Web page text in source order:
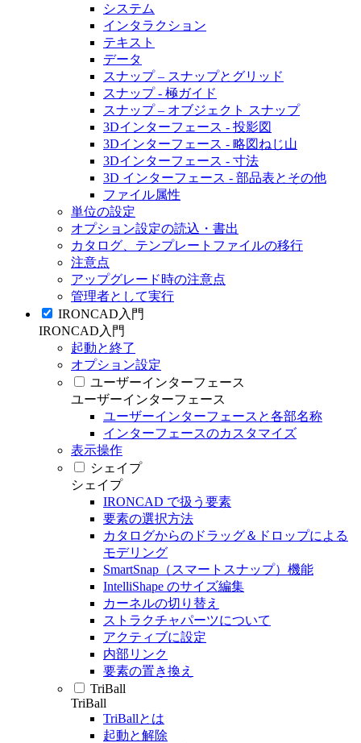
システム
インタラクション
テキスト
データ
スナップ – スナップとグリッド
スナップ - 極ガイド
スナップ – オブジェクト スナップ
3Dインターフェース - 投影図
3Dインターフェース - 略図ねじ山
3Dインターフェース - 寸法
3D インターフェース - 部品表とその他
ファイル属性
単位の設定
オプション設定の読込・書出
カタログ、テンプレートファイルの移行
注意点
アップグレード時の注意点
管理者として実行
IRONCAD入門
IRONCAD入門
起動と終了
オプション設定
ユーザーインターフェース
ユーザーインターフェース
ユーザーインターフェースと各部名称
インターフェースのカスタマイズ
表示操作
シェイプ
シェイプ
IRONCAD で扱う要素
要素の選択方法
カタログからのドラッグ＆ドロップによる
モデリング
SmartSnap（スマートスナップ）機能
IntelliShape のサイズ編集
カーネルの切り替え
ストラクチャパーツについて
アクティブに設定
内部リンク
要素の置き換え
TriBall
TriBall
TriBallとは
起動と解除